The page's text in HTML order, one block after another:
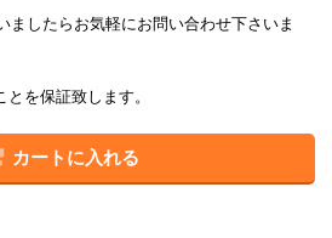
ましたらお気軽にお問い合わせ下さいま
を保証致します。
カートに入れる